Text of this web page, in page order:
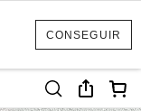
CONSEGUIR